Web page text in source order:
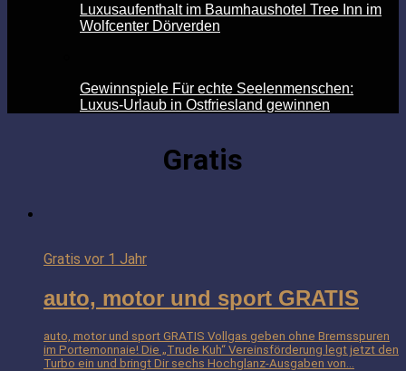
Luxusaufenthalt im Baumhaushotel Tree Inn im
Wolfcenter Dörverden
Gewinnspiele Für echte Seelenmenschen:
Luxus-Urlaub in Ostfriesland gewinnen
Gratis
Gratis vor 1 Jahr
auto, motor und sport GRATIS
auto, motor und sport GRATIS Vollgas geben ohne Bremsspuren
im Portemonnaie! Die „Trude Kuh“ Vereinsförderung legt jetzt den
Turbo ein und bringt Dir sechs Hochglanz-Ausgaben von…